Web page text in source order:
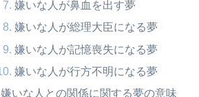
嫌いな人が鼻血を出す夢
嫌いな人が総理大臣になる夢
嫌いな人が記憶喪失になる夢
嫌いな人が行方不明になる夢
嫌いな人との関係に関する夢の意味